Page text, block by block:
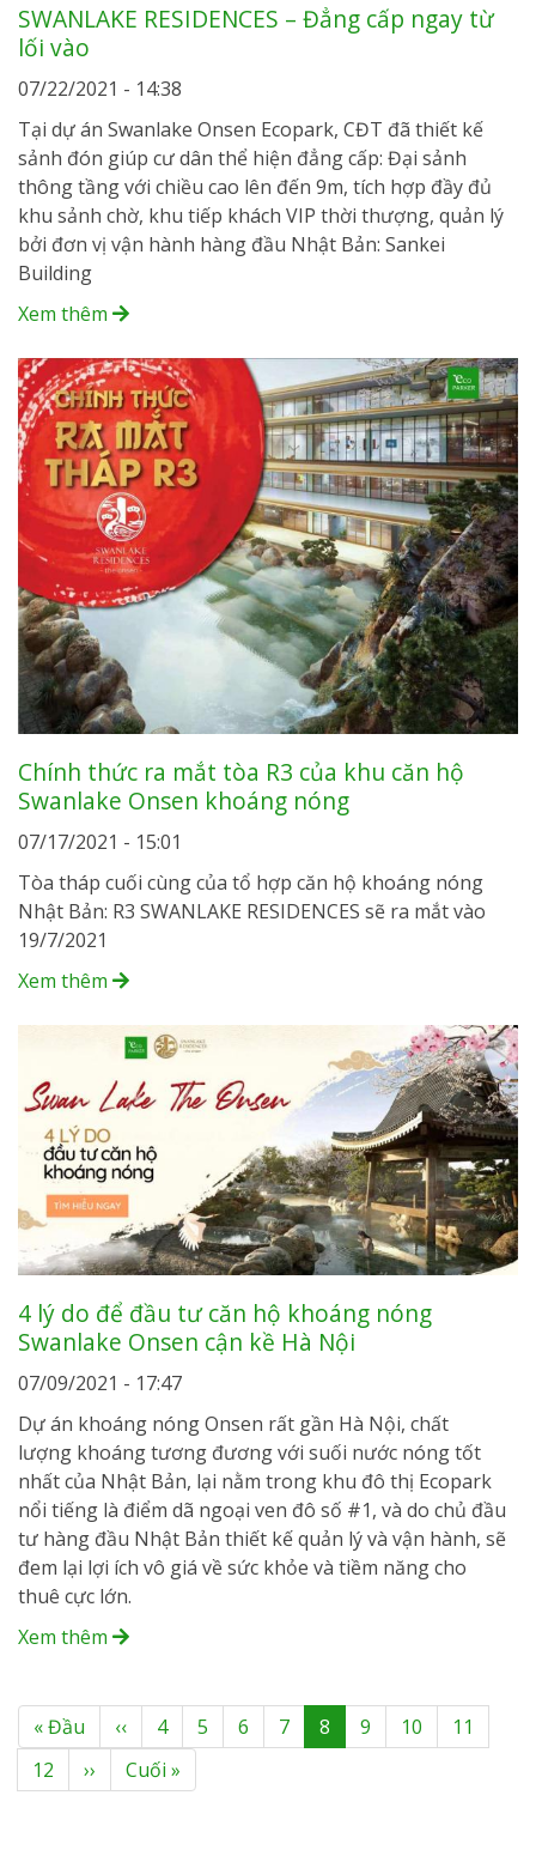
SWANLAKE RESIDENCES – Đẳng cấp ngay từ
lối vào
07/22/2021 - 14:38
Tại dự án Swanlake Onsen Ecopark, CĐT đã thiết kế
sảnh đón giúp cư dân thể hiện đẳng cấp: Đại sảnh
thông tầng với chiều cao lên đến 9m, tích hợp đầy đủ
khu sảnh chờ, khu tiếp khách VIP thời thượng, quản lý
bởi đơn vị vận hành hàng đầu Nhật Bản: Sankei
Building
Xem thêm
Chính thức ra mắt tòa R3 của khu căn hộ
Swanlake Onsen khoáng nóng
07/17/2021 - 15:01
Tòa tháp cuối cùng của tổ hợp căn hộ khoáng nóng
Nhật Bản: R3 SWANLAKE RESIDENCES sẽ ra mắt vào
19/7/2021
Xem thêm
4 lý do để đầu tư căn hộ khoáng nóng
Swanlake Onsen cận kề Hà Nội
07/09/2021 - 17:47
Dự án khoáng nóng Onsen rất gần Hà Nội, chất
lượng khoáng tương đương với suối nước nóng tốt
nhất của Nhật Bản, lại nằm trong khu đô thị Ecopark
nổi tiếng là điểm dã ngoại ven đô số #1, và do chủ đầu
tư hàng đầu Nhật Bản thiết kế quản lý và vận hành, sẽ
đem lại lợi ích vô giá về sức khỏe và tiềm năng cho
thuê cực lớn.
Xem thêm
Pagination
First
page
« Đầu
Previous
page
‹‹ Page
4 Page
5 Page
6 Page
7
Current
page
8 Page
9 Page
10 Page
11
Page
12
Next
page
››
Last
page
Cuối »